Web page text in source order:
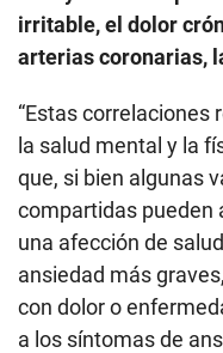
irritable, el dolor
arterias coronarias,
“Estas correlaciones
la salud mental y la
que, si bien algunas
compartidas pueden
una afección de
ansiedad más
con dolor o
a los síntomas de